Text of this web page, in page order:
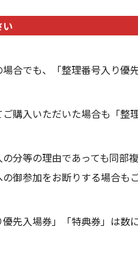
い
場合でも、「整理番号入り優
ご購入いただいた場合も「整
の分等の理由であっても同部
御参加をお断りする場合もご
優先入場券」「特典券」は数